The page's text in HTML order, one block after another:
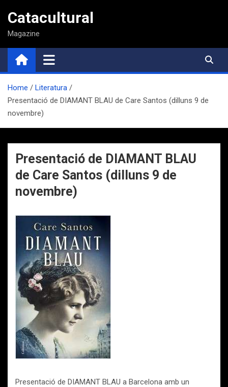
contenido
Catacultural
Magazine
Home
Literatura
Presentació de DIAMANT BLAU de Care Santos (dilluns 9 de
novembre)
Presentació de DIAMANT BLAU
de Care Santos (dilluns 9 de
novembre)
Presentació de DIAMANT BLAU a Barcelona amb un